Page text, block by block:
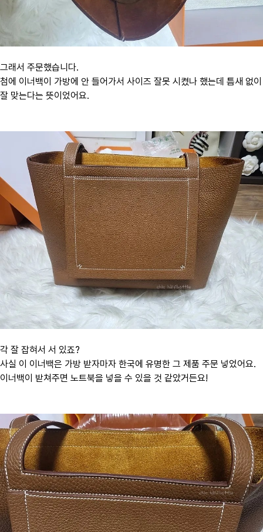
그래서 주문했습니다.
첨에 이너백이 가방에 안 들어가서 사이즈 잘못 시켰나 했는데 틈새 없이
잘 맞는다는 뜻이었어요.
각 잘 잡혀서 서 있죠?
사실 이 이너백은 가방 받자마자 한국에 유명한 그 제품 주문 넣었어요.
이너백이 받쳐주면 노트북을 넣을 수 있을 것 같았거든요!